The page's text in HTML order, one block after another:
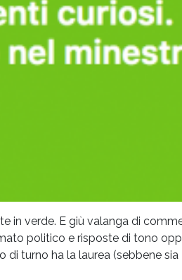
in verde. E giù valanga di
politico e risposte di tono
di turno ha la laurea (sebbene